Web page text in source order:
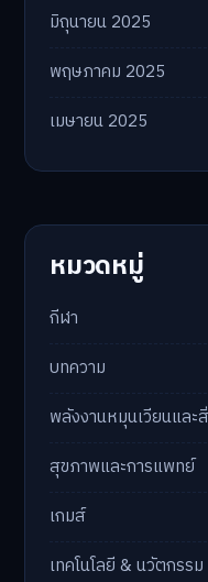
มิถุนายน 2025
พฤษภาคม 2025
เมษายน 2025
หมวดหมู่
กีฬา
บทความ
พลังงานหมุนเวียนและ
สุขภาพและการแพทย์
เกมส์
เทคโนโลยี & นวัตกรรม